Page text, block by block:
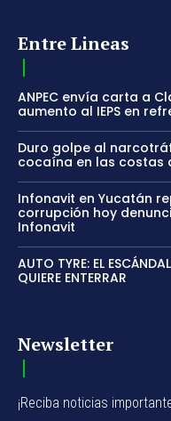
Entre Lineas
ANPEC envía carta a
aumento al IEPS en
Duro golpe al
cocaína en las costas
Infonavit en Yucatán
corrupción hoy
Infonavit
AUTO TYRE: EL
QUIERE ENTERRAR
Newsletter
¡Reciba noticias